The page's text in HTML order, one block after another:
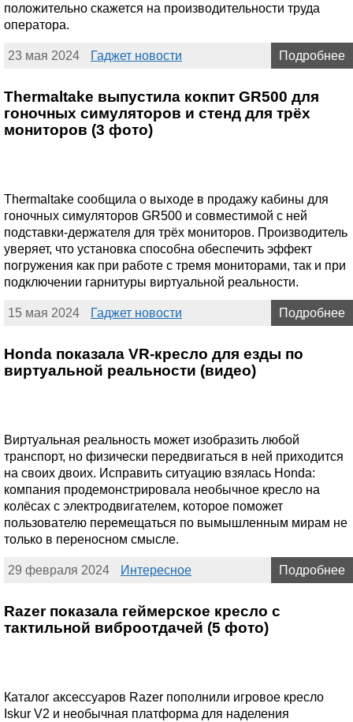
положительно скажется на производительности труда
оператора.
23 мая 2024 Гаджет новости Подробнее
Thermaltake выпустила кокпит GR500 для
гоночных симуляторов и стенд для трёх
мониторов (3 фото)
Thermaltake сообщила о выходе в продажу кабины для
гоночных симуляторов GR500 и совместимой с ней
подставки-держателя для трёх мониторов. Производитель
уверяет, что установка способна обеспечить эффект
погружения как при работе с тремя мониторами, так и при
подключении гарнитуры виртуальной реальности.
15 мая 2024 Гаджет новости Подробнее
Honda показала VR-кресло для езды по
виртуальной реальности (видео)
Виртуальная реальность может изобразить любой
транспорт, но физически передвигаться в ней приходится
на своих двоих. Исправить ситуацию взялась Honda:
компания продемонстрировала необычное кресло на
колёсах с электродвигателем, которое поможет
пользователю перемещаться по вымышленным мирам не
только в переносном смысле.
29 февраля 2024 Интересное Подробнее
Razer показала геймерское кресло с
тактильной виброотдачей (5 фото)
Каталог аксессуаров Razer пополнили игровое кресло
Iskur V2 и необычная платформа для наделения